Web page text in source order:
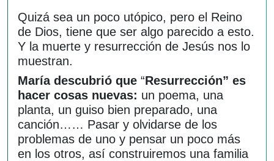
Quizá sea un poco utópico, pero el Reino
de Dios, tiene que ser algo parecido a esto.
Y la muerte y resurrección de Jesús nos lo
muestran.
María descubrió que “Resurrección” es
hacer cosas nuevas: un poema, una
planta, un guiso bien preparado, una
canción…… Pasar y olvidarse de los
problemas de uno y pensar un poco más
en los otros, así construiremos una familia